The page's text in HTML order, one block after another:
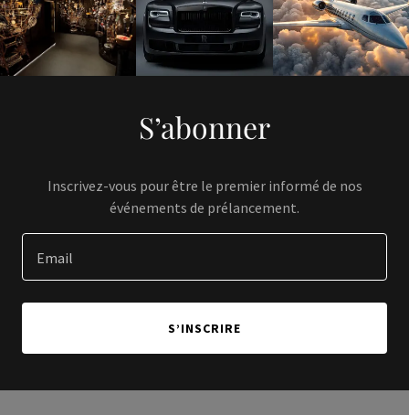
S’abonner
Inscrivez-vous pour être le premier informé de nos
événements de prélancement.
Email
S’INSCRIRE